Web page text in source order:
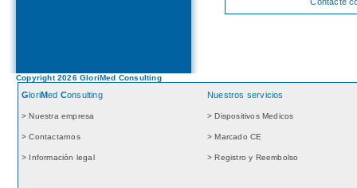
Copyright 2026 GloriMed Consulting
GloriMed Consulting Nuestros servicios
> Nuestra empresa > Dispositivos Medicos
> Contactarnos > Marcado CE
> Información legal > Registro y Reembolso